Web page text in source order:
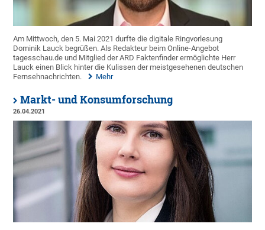
Am Mittwoch, den 5. Mai 2021 durfte die digitale Ringvorlesung
Dominik Lauck begrüßen. Als Redakteur beim Online-Angebot
tagesschau.de und Mitglied der ARD Faktenfinder ermöglichte Herr
Lauck einen Blick hinter die Kulissen der meistgesehenen deutschen
Fernsehnachrichten.
Mehr
Markt- und Konsumforschung
26.04.2021